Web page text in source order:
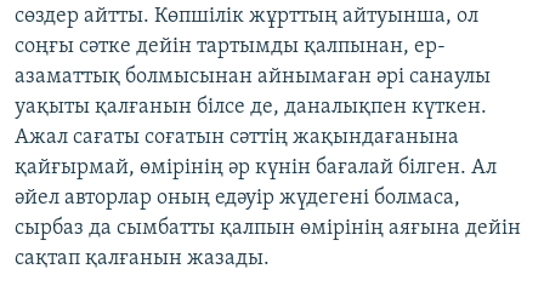
сөздер айтты. Көпшілік жұрттың айтуынша, ол
соңғы сәтке дейін тартымды қалпынан, ер-
азаматтық болмысынан айнымаған әрі санаулы
уақыты қалғанын білсе де, даналықпен күткен.
Ажал сағаты соғатын сәттің жақындағанына
қайғырмай, өмірінің әр күнін бағалай білген. Ал
әйел авторлар оның едәуір жүдегені болмаса,
сырбаз да сымбатты қалпын өмірінің аяғына дейін
сақтап қалғанын жазады.